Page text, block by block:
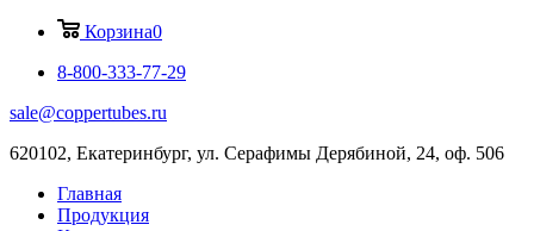
Корзина0
8-800-333-77-29
sale@coppertubes.ru
620102, Екатеринбург, ул. Серафимы Дерябиной, 24, оф. 506
Главная
Продукция